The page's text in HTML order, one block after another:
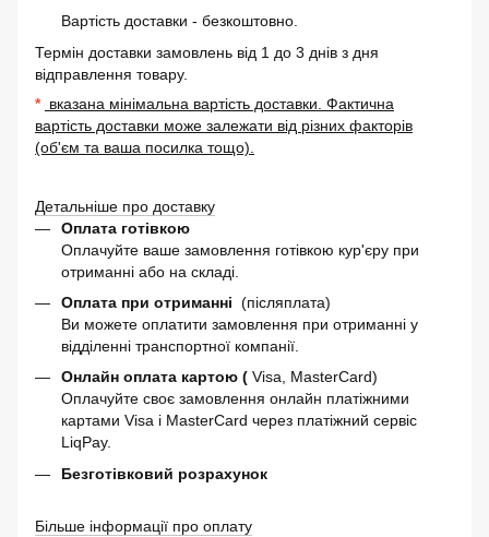
Вартість доставки - безкоштовно.
Термін доставки замовлень від 1 до 3 днів з дня
відправлення товару.
* вказана мінімальна вартість доставки. Фактична
вартість доставки може залежати від різних факторів
(об'єм та ваша посилка тощо).
Детальніше про доставку
Оплата готівкою
Оплачуйте ваше замовлення готівкою кур'єру при
отриманні або на складі.
Оплата при отриманні (післяплата)
Ви можете оплатити замовлення при отриманні у
відділенні транспортної компанії.
Онлайн оплата картою ( Visa, MasterCard)
Оплачуйте своє замовлення онлайн платіжними
картами Visa і MasterCard через платіжний сервіс
LiqPay.
Безготівковий розрахунок
Більше інформації про оплату